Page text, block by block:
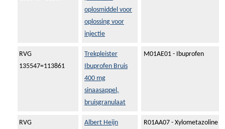
oplosmiddel voor
oplossing voor
injectie
RVG
135547=113861
Trekpleister
Ibuprofen Bruis
400 mg
sinaasappel,
bruisgranulaat
M01AE01 - Ibuprofen
RVG
Albert Heijn
R01AA07 - Xylometazoline